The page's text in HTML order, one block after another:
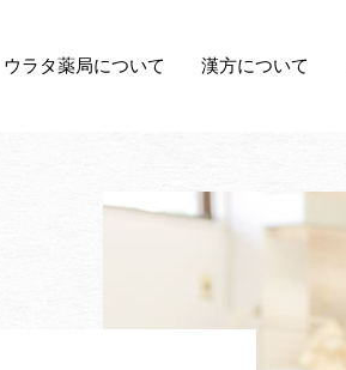
ウラタ薬局について 漢方について